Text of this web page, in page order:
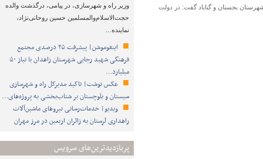
وزیر راه و شهرسازی، در پیامی، درگذشت والده
حجت‌الاسلام‌والمسلمین حسین روحانی‌نژاد،
نماینده…
اینفوموشن| پیشرفت ۲۵ درصدی مجتمع
فرهنگی شهید رجایی شهرستان زاهدان با نیاز ۵۰
میلیارد…
عکس نوشت| تاکید مدیرکل راه و شهرسازی
سیستان و بلوچستان بر شتاب‌بخشی به پروژه‌های…
ویدیو| خدمات‌رسانی نیروهای ماشین‌آلات
راهداری لرستان به زائران اربعین در مرز مهران
پربازدیدترین‌های سرویس
بجستان و گناباد گفت: در دولت